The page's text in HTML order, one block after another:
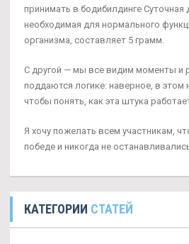
принимать в бодибилдинге Суточная
необходимая для нормального
организма, составляет 5 грамм.
С другой — мы все видим моменты и
поддаются логике: наверное, в этом
чтобы понять, как эта штука
Я хочу пожелать всем участникам,
победе и никогда не
КАТЕГОРИИ СТАТЕЙ